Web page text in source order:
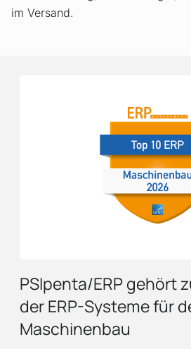
im Versand.
PSIpenta/ERP gehört
der ERP-Systeme für
Maschinenbau